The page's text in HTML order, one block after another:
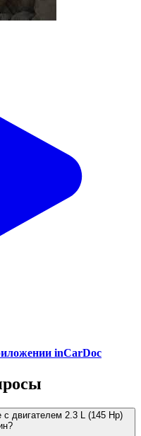
inCarDoc
с двигателем 2.3 L (145 Hp)